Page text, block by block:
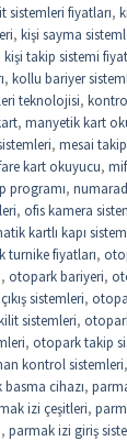
sistemleri fiyatları,
, kişi sayma
kişi takip sistemi
, kollu bariyer
teknolojisi,
, manyetik kart
, mesai
kart okuyucu,
programı,
, ofis kamera
kartlı kapı
turnike fiyatları,
, otopark bariyeri,
sistemleri,
sistemleri,
, otopark takip
kontrol sistemleri,
cihazı,
izi çeşitleri,
, parmak izi giriş